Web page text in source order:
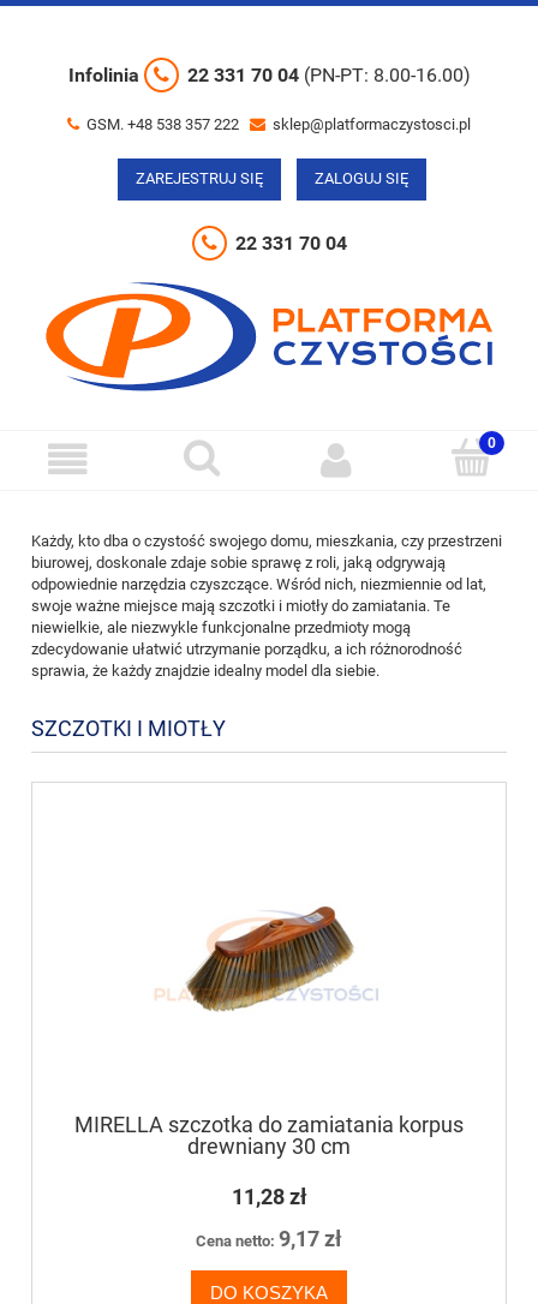
Infolinia 22 331 70 04 (PN-PT: 8.00-16.00)
GSM. +48 538 357 222 sklep@platformaczystosci.pl
ZAREJESTRUJ SIĘ ZALOGUJ SIĘ
22 331 70 04
Każdy, kto dba o czystość swojego domu, mieszkania, czy przestrzeni
biurowej, doskonale zdaje sobie sprawę z roli, jaką odgrywają
odpowiednie narzędzia czyszczące. Wśród nich, niezmiennie od lat,
swoje ważne miejsce mają szczotki i miotły do zamiatania. Te
niewielkie, ale niezwykle funkcjonalne przedmioty mogą
zdecydowanie ułatwić utrzymanie porządku, a ich różnorodność
sprawia, że każdy znajdzie idealny model dla siebie.
SZCZOTKI I MIOTŁY
MIRELLA szczotka do zamiatania korpus
drewniany 30 cm
11,28 zł
Cena netto: 9,17 zł
DO KOSZYKA